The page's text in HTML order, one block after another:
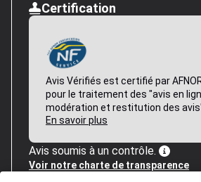
Certification
Avis Vérifiés est certifié par
pour le traitement des "avis en
modération et restitution des
En savoir plus
Avis soumis à un contrôle.
Voir notre charte de transparence